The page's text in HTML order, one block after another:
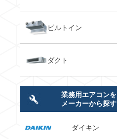
ビルトイン
ダクト
業務用エアコンを
メーカーから探す
ダイキン